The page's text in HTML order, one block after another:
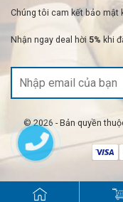
Chúng tôi cam kết bảo mật
Nhận ngay deal hời 5% khi
© 2026 - Bản quyền